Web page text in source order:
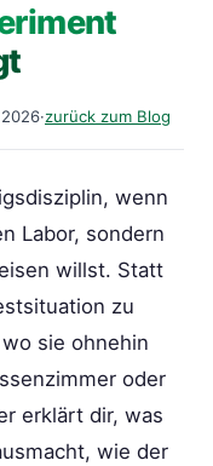
·zurück zum Blog
wenn
Labor, sondern
willst. Statt
zu
sie ohnehin
oder
erklärt dir, was
wie der